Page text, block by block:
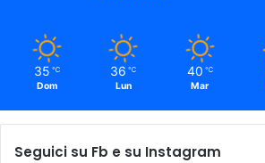
35 ℃
Dom
36 ℃
Lun
40 ℃
Mar
Seguici su Fb e su Instagram